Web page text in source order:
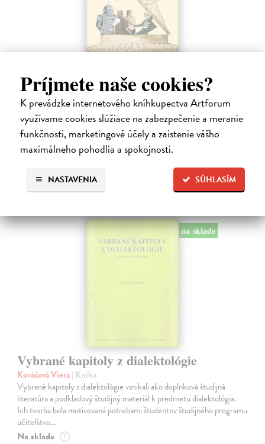
Príjmete naše cookies?
K prevádzke internetového kníhkupectva Artforum
využívame cookies slúžiace na zabezpečenie a meranie
funkčnosti, marketingové účely a zaistenie vášho
maximálneho pohodlia a spokojnosti.
SÚHLASÍM
NASTAVENIA
Etymológia záhadná aj zábavná
Krekáňová Ivana
Ako súvisí králik s Karolom Veľkým? Čo má Dunčo s Dunajom a Elvis
Presley s punkom?
Na sklade ?
18,99 €
19,99 € ?
na sklade
Vybrané kapitoly z dialektológie
Kováčová Viera| Kniha
Vybrané kapitoly z dialektológie vznikali ako doplnková študijná
literatúra a podkladový študijný materiál k predmetu dialektológia.
Ich tvorba bola motivovaná potrebami študentov študijného programu
učiteľstvo…
Na sklade ?